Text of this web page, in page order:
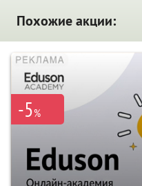
Похожие акции:
-5%